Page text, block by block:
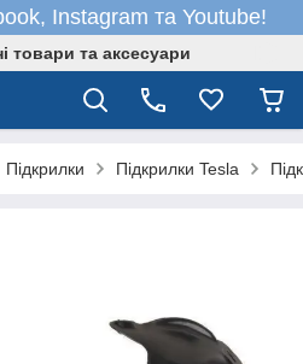
Instagram та Youtube!
товари та аксесуари
Підкрилки Підкрилки Tesla